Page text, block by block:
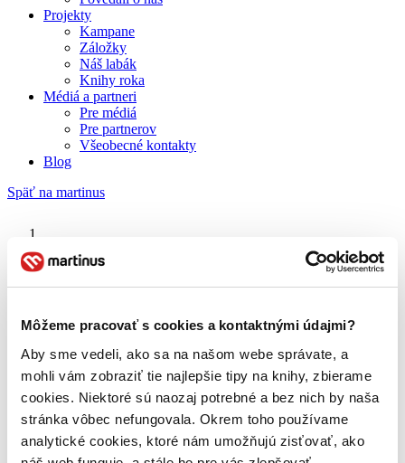
Môžeme pracovať s cookies a kontaktnými údajmi?
Aby sme vedeli, ako sa na našom webe správate, a
mohli vám zobraziť tie najlepšie tipy na knihy, zbierame
cookies. Niektoré sú naozaj potrebné a bez nich by naša
stránka vôbec nefungovala. Okrem toho používame
analytické cookies, ktoré nám umožňujú zisťovať, ako
Projekty
Kampane
Záložky
Náš labák
Knihy roka
Médiá a partneri
Pre médiá
Pre partnerov
Všeobecné kontakty
Blog
Späť na martinus
Svetozár Hurban Vajanský
O nás
Náš príbeh
Galéria Martinusu
Zodpovednosť
Sme B Corp